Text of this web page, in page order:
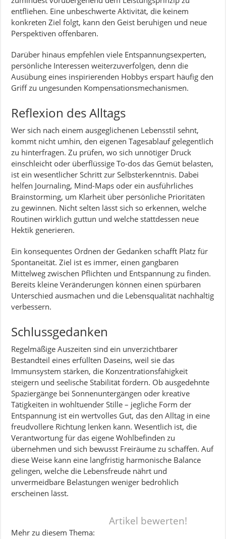
entfliehen. Eine unbeschwerte Aktivität, die keinem
konkreten Ziel folgt, kann den Geist beruhigen und neue
Perspektiven offenbaren.
Darüber hinaus empfehlen viele Entspannungsexperten,
persönliche Interessen weiterzuverfolgen, denn die
Ausübung eines inspirierenden Hobbys erspart häufig den
Griff zu ungesunden Kompensationsmechanismen.
Reflexion des Alltags
Wer sich nach einem ausgeglichenen Lebensstil sehnt,
kommt nicht umhin, den eigenen Tagesablauf gelegentlich
zu hinterfragen. Zu prüfen, wo sich unnötiger Druck
einschleicht oder überflüssige To-dos das Gemüt belasten,
ist ein wesentlicher Schritt zur Selbsterkenntnis. Dabei
helfen Journaling, Mind-Maps oder ein ausführliches
Brainstorming, um Klarheit über persönliche Prioritäten
zu gewinnen. Nicht selten lässt sich so erkennen, welche
Routinen wirklich guttun und welche stattdessen neue
Hektik generieren.
Ein konsequentes Ordnen der Gedanken schafft Platz für
Spontaneität. Ziel ist es immer, einen gangbaren
Mittelweg zwischen Pflichten und Entspannung zu finden.
Bereits kleine Veränderungen können einen spürbaren
Unterschied ausmachen und die Lebensqualität nachhaltig
verbessern.
Schlussgedanken
Regelmäßige Auszeiten sind ein unverzichtbarer
Bestandteil eines erfüllten Daseins, weil sie das
Immunsystem stärken, die Konzentrationsfähigkeit
steigern und seelische Stabilität fördern. Ob ausgedehnte
Spaziergänge bei Sonnenuntergängen oder kreative
Tätigkeiten in wohltuender Stille – jegliche Form der
Entspannung ist ein wertvolles Gut, das den Alltag in eine
freudvollere Richtung lenken kann. Wesentlich ist, die
Verantwortung für das eigene Wohlbefinden zu
übernehmen und sich bewusst Freiräume zu schaffen. Auf
diese Weise kann eine langfristig harmonische Balance
gelingen, welche die Lebensfreude nährt und
unvermeidbare Belastungen weniger bedrohlich
erscheinen lässt.
Artikel bewerten!
Mehr zu diesem Thema: